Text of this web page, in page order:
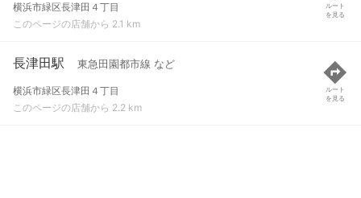
横浜市緑区長津田４丁目
このページの店舗から 2.1 km
ルート
を見る
長津田駅 東急田園都市線 など
横浜市緑区長津田４丁目
このページの店舗から 2.2 km
ルート
を見る